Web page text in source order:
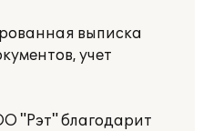
выписка
учет
"Рэт" благодарит